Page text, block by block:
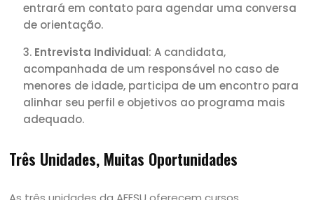
entrará em contato para agendar uma conversa
de orientação.
Entrevista Individual: A candidata,
acompanhada de um responsável no caso de
menores de idade, participa de um encontro para
alinhar seu perfil e objetivos ao programa mais
adequado.
Três Unidades, Muitas Oportunidades